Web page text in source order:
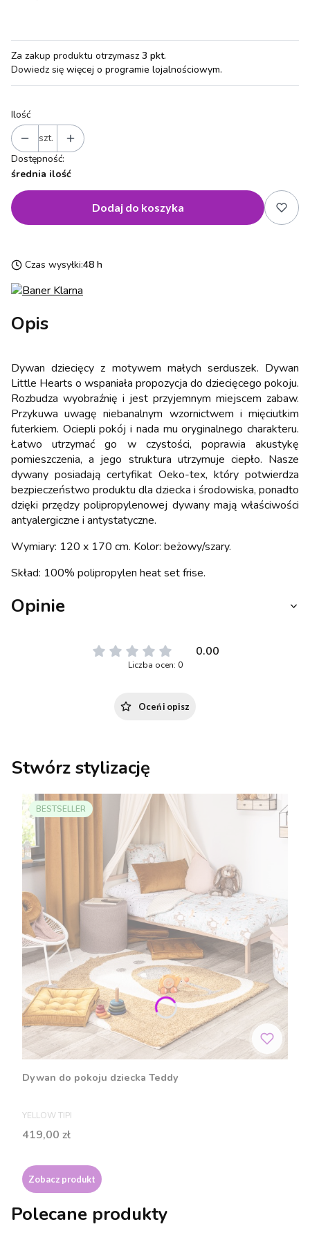
Za zakup produktu otrzymasz 3 pkt.
Dowiedz się więcej o programie lojalnościowym.
Ilość
szt.
Dostępność:
średnia ilość
Dodaj do koszyka
Czas wysyłki:48 h
Opis
Dywan dziecięcy z motywem małych serduszek. Dywan
Little Hearts o wspaniała propozycja do dziecięcego pokoju.
Rozbudza wyobraźnię i jest przyjemnym miejscem zabaw.
Przykuwa uwagę niebanalnym wzornictwem i mięciutkim
futerkiem. Ociepli pokój i nada mu oryginalnego charakteru.
Łatwo utrzymać go w czystości, poprawia akustykę
pomieszczenia, a jego struktura utrzymuje ciepło. Nasze
dywany posiadają certyfikat Oeko-tex, który potwierdza
bezpieczeństwo produktu dla dziecka i środowiska, ponadto
dzięki przędzy polipropylenowej dywany mają właściwości
antyalergiczne i antystatyczne.
Wymiary: 120 x 170 cm. Kolor: beżowy/szary.
Skład: 100% polipropylen heat set frise.
Opinie
0.00
Liczba ocen: 0
Oceń i opisz
Stwórz stylizację
BESTSELLER
Dywan do pokoju dziecka Teddy
PRODUCENT
YELLOW TIPI
Cena
419,00 zł
Zobacz produkt
Polecane produkty